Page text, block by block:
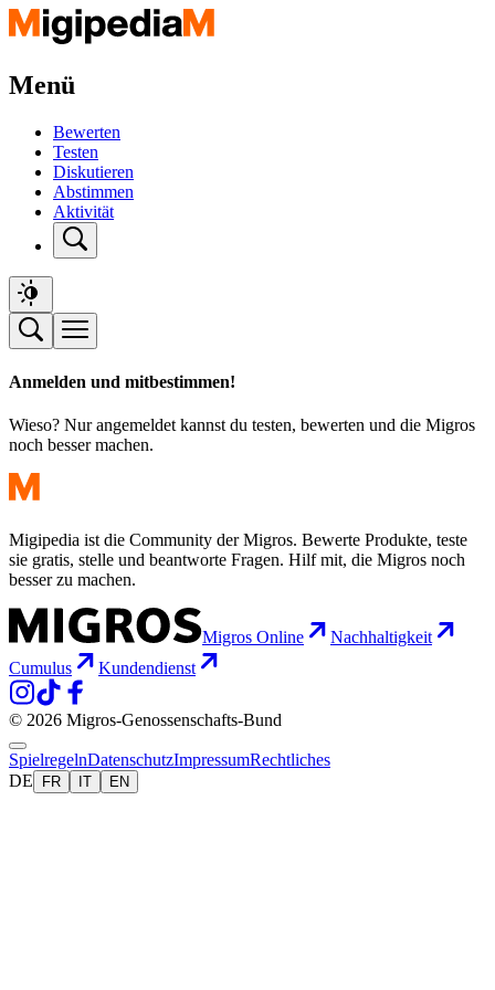
Menü
Bewerten
Testen
Diskutieren
Abstimmen
Aktivität
Anmelden und mitbestimmen!
Wieso? Nur angemeldet kannst du testen, bewerten und die Migros
noch besser machen.
Migipedia ist die Community der Migros. Bewerte Produkte, teste
sie gratis, stelle und beantworte Fragen. Hilf mit, die Migros noch
besser zu machen.
Migros Online
Nachhaltigkeit
Cumulus
Kundendienst
© 2026 Migros-Genossenschafts-Bund
SpielregelnDatenschutzImpressumRechtliches
DE
FR IT EN